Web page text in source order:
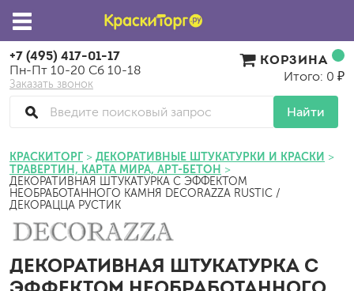
+7 (495) 417-01-17
Пн-Пт 10-20 Сб 10-18
Заказать звонок
Найти
КОРЗИНА
Итого: 0 ₽
КРАСКИТОРГ
ДЕКОРАТИВНЫЕ ШТУКАТУРКИ И КРАСКИ
ТРАВЕРТИН, КАРТА МИРА, АРТ-БЕТОН
ДЕКОРАТИВНАЯ ШТУКАТУРКА С ЭФФЕКТОМ
НЕОБРАБОТАННОГО КАМНЯ DECORAZZA RUSTIC /
ДЕКОРАЦЦА РУСТИК
ДЕКОРАТИВНАЯ ШТУКАТУРКА С